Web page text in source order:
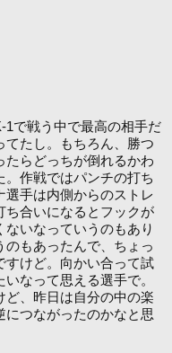
1で戦う中で最高の相手だ
てたし。もちろん、勝つ
らどっちが倒れるかわ
作戦ではパンチの打ち
手は内側からのストレ
ち合いになるとフックが
いなっていうのもあり
のもあったんで、ちょっ
すけど。向かい合って試
なって思える選手で。
ど、昨日は自分の中の楽
につながったのかなと思